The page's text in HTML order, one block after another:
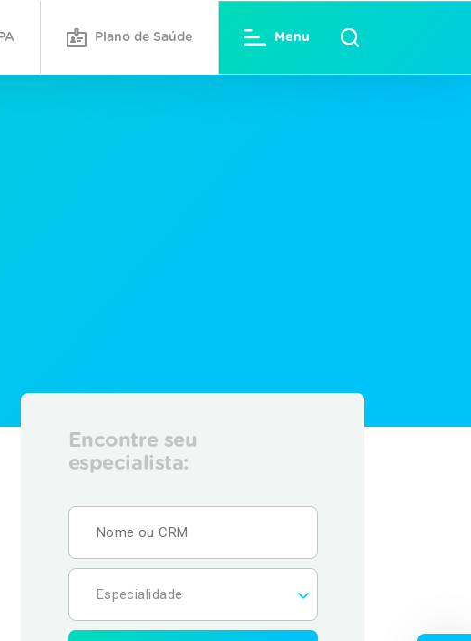
Plano de Saúde Menu
Encontre seu
especialista: